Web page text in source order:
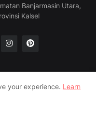
Banjarmasin Utara,
Kalsel
SOP Wartawan
your experience. Learn